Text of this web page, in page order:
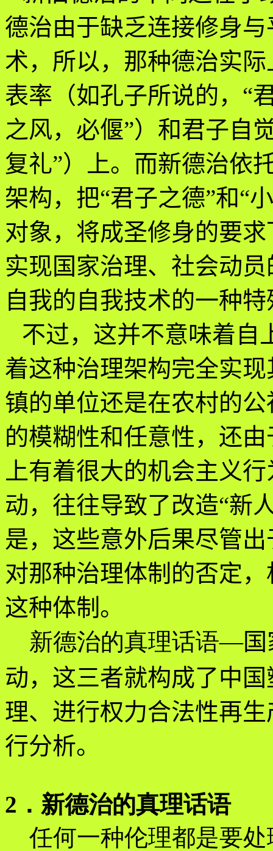
德治由于缺乏连接修身
术，所以，那种德治实
表率（如孔子所说的，“
之风，必偃”）和君子自
复礼”）上。而新德治依
架构，把“君子之德”和“
对象，将成圣修身的要
实现国家治理、社会动
自我的自我技术的一种
不过，这并不意味着自
着这种治理架构完全实
镇的单位还是在农村的
的模糊性和任意性，还
上有着很大的机会主义
动，往往导致了改造“新
是，这些意外后果尽管
对那种治理体制的否定
这种体制。
新德治的真理话语—国
动，这三者就构成了中国
理、进行权力合法性再
行分析。
2．新德治的真理话语
任何一种伦理都是要